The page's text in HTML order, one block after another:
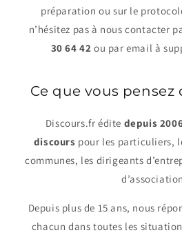
préparation ou sur le
n’hésitez pas à nous contacter
30 64 42 ou par email à
Ce que vous pensez
Discours.fr édite depuis
discours pour les particuliers,
communes, les dirigeants
Depuis plus de 15 ans, nous
chacun dans toutes les